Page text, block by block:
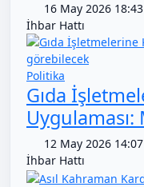
16 May 2026 18:43
İhbar Hattı
Politika
Gıda
12 May 2026 14:07
İhbar Hattı